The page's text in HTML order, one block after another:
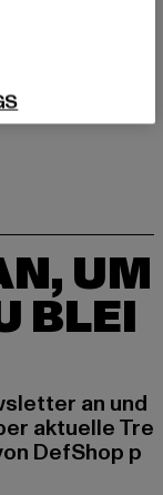
UM
BLEI
an und
aktuelle Tre
DefShop p